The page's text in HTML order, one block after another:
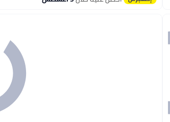
تم بيع +1400 مؤخرًا